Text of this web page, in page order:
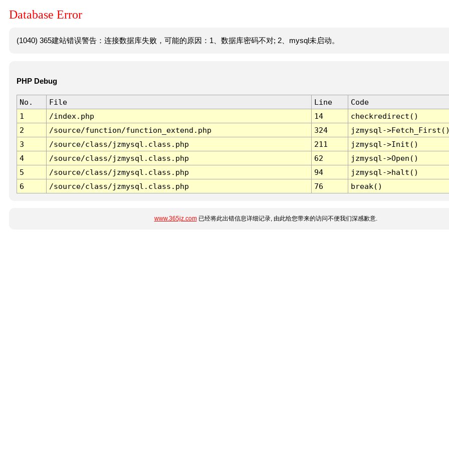
Database Error
(1040) 365建站错误警告：连接数据库失败，可能的原因：1、数据库密码不对; 2、mysql未启动。
PHP Debug
No. File Line
Code
1
/index.php 14
checkredirect()
2
/source/function/function_extend.php 324
jzmysql-
3
/source/class/jzmysql.class.php 211
jzmysql->Init()
4
/source/class/jzmysql.class.php 62
jzmysql->Open()
5
/source/class/jzmysql.class.php 94
jzmysql->halt()
6
/source/class/jzmysql.class.php 76 break()
www.365jz.com已经将此出错信息详细记录, 由此给您带来的访问不便我们深感歉意.